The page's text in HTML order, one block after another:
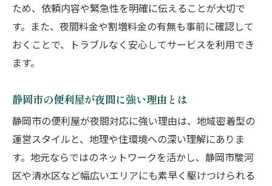
ため、依頼内容や緊急性を明確に伝えることが大切で
す。また、夜間料金や割増料金の有無も事前に確認して
おくことで、トラブルなく安心してサービスを利用でき
ます。
静岡市の便利屋が夜間に強い理由とは
静岡市の便利屋が夜間対応に強い理由は、地域密着型の
運営スタイルと、地理や住環境への深い理解にありま
す。地元ならではのネットワークを活かし、静岡市駿河
区や清水区など幅広いエリアにも素早く駆けつけられる